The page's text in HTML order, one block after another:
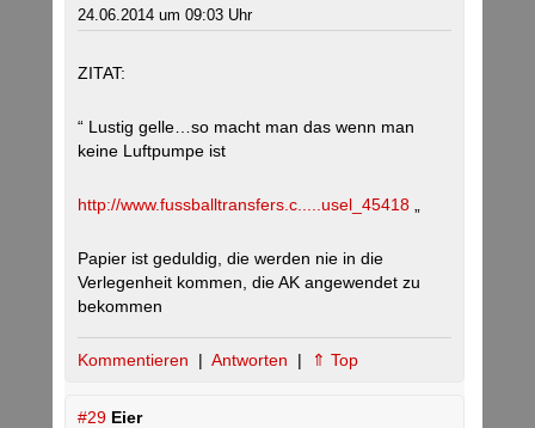
24.06.2014 um 09:03 Uhr
ZITAT:
“ Lustig gelle…so macht man das wenn man
keine Luftpumpe ist
http://www.fussballtransfers.c.....usel_45418
Papier ist geduldig, die werden nie in die
Verlegenheit kommen, die AK angewendet zu
bekommen
Kommentieren | Antworten | ⇑ Top
#29 Eier